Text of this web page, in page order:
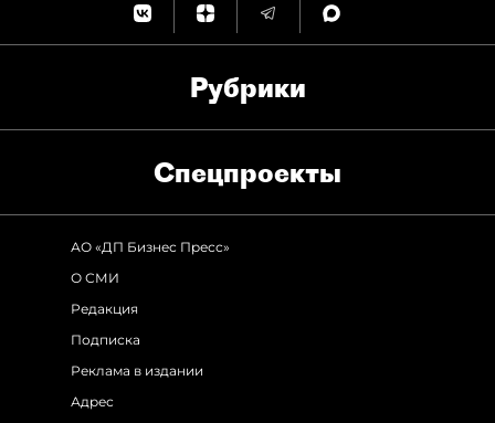
Рубрики
Спец­проекты
АО «ДП Бизнес Пресс»
О СМИ
Редакция
Подписка
Реклама в издании
Адрес